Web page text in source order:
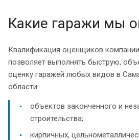
Какие гаражи мы
Квалификация оценщиков
позволяет выполнять быструю,
оценку гаражей любых видов в
области:
объектов законченного и
строительства;
кирпичных,